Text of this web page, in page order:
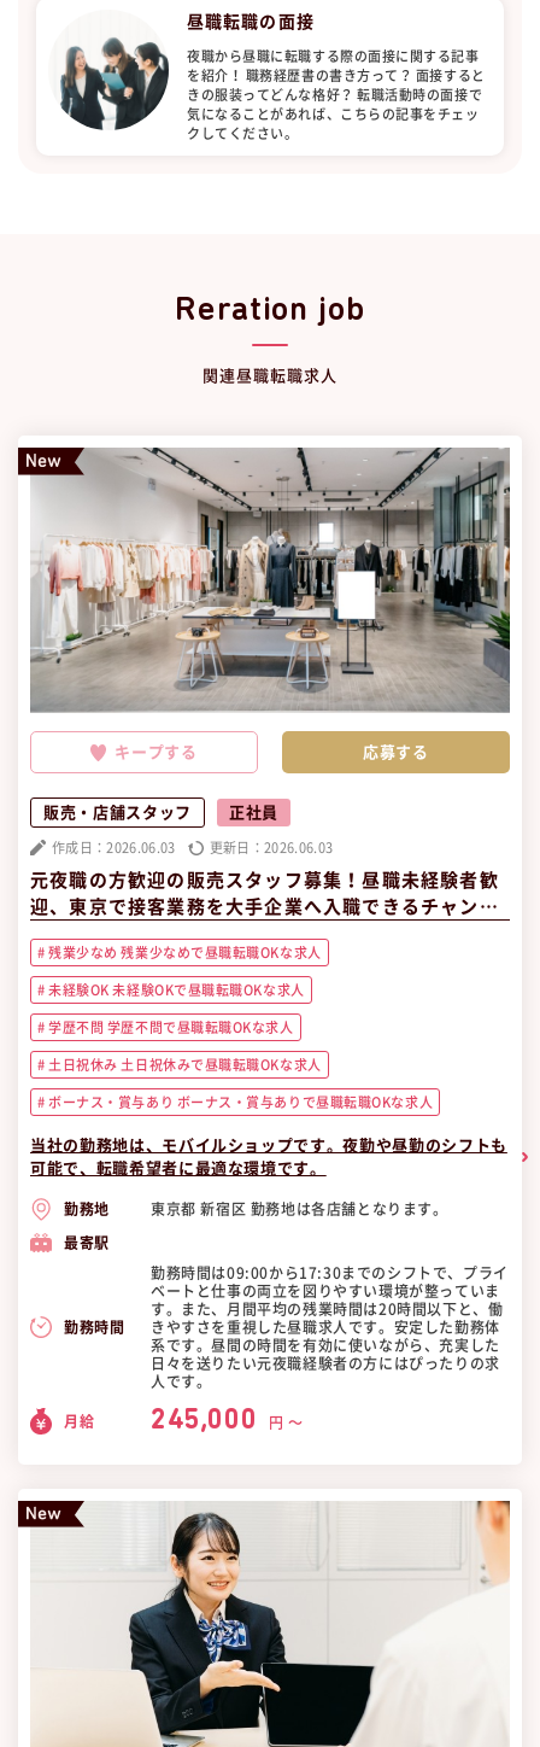
昼職転職の面接
夜職から昼職に転職する際の面接に関する記事
を紹介！ 職務経歴書の書き方って？ 面接すると
きの服装ってどんな格好？ 転職活動時の面接で
気になることがあれば、こちらの記事をチェッ
クしてください。
Reration job
関連昼職転職求人
キープする
販売・店舗スタッフ 正社員
作成日：2026.06.03 更新日：2026.06.03
元夜職の方歓迎の販売スタッフ募集！昼職未経験者歓
迎、東京で接客業務を大手企業へ入職できるチャンス
残業少なめ 残業少なめで昼職転職OKな求人
未経験OK 未経験OKで昼職転職OKな求人
学歴不問 学歴不問で昼職転職OKな求人
土日祝休み 土日祝休みで昼職転職OKな求人
ボーナス・賞与あり ボーナス・賞与ありで昼職転職OKな求人
当社の勤務地は、モバイルショップです。夜勤や昼勤のシフトも
可能で、転職希望者に最適な環境です。
勤務地 東京都 新宿区 勤務地は各店舗となります。
最寄駅
勤務時間
勤務時間は09:00から17:30までのシフトで、プライ
ベートと仕事の両立を図りやすい環境が整っていま
す。また、月間平均の残業時間は20時間以下と、働
きやすさを重視した昼職求人です。安定した勤務体
系です。昼間の時間を有効に使いながら、充実した
日々を送りたい元夜職経験者の方にはぴったりの求
人です。
月給 245,000 円 〜